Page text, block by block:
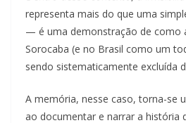
representa mais do que uma
— é uma demonstração de como
Sorocaba (e no Brasil como um
sendo sistematicamente excluída
A memória, nesse caso, torna-se
ao documentar e narrar a história